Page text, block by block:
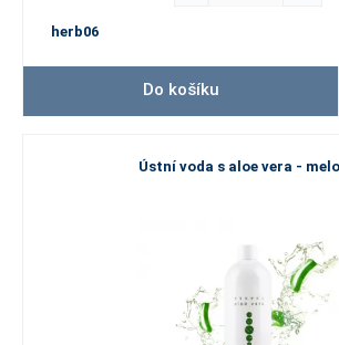
herb06
Do košíku
Ústní voda s aloe vera -